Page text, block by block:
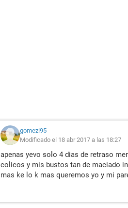
gomezl95
Modificado el 18 abr 2017 a las 18:27
apenas yevo solo 4 dias de retraso
colicos y mis bustos tan de maciado
mas ke lo k mas queremos yo y mi